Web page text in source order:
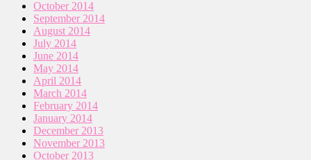
October 2014
September 2014
August 2014
July 2014
June 2014
May 2014
April 2014
March 2014
February 2014
January 2014
December 2013
November 2013
October 2013